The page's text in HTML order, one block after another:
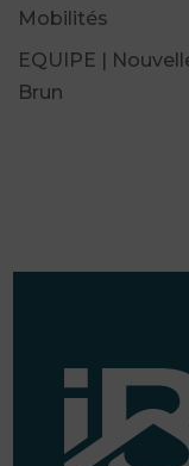
Mobilités
EQUIPE |
Brun